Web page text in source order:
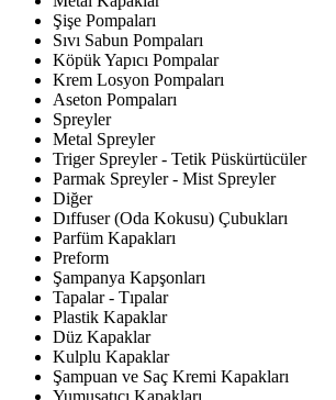
Şişe Pompaları
Sıvı Sabun Pompaları
Köpük Yapıcı Pompalar
Krem Losyon Pompaları
Aseton Pompaları
Spreyler
Metal Spreyler
Triger Spreyler - Tetik Püskürtücüler
Parmak Spreyler - Mist Spreyler
Diğer
Dıffuser (Oda Kokusu) Çubukları
Parfüm Kapakları
Preform
Şampanya Kapşonları
Tapalar - Tıpalar
Plastik Kapaklar
Düz Kapaklar
Kulplu Kapaklar
Şampuan ve Saç Kremi Kapakları